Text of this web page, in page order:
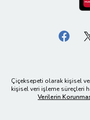
Çiçeksepeti olarak kişisel
kişisel veri işleme süreçleri
Verilerin